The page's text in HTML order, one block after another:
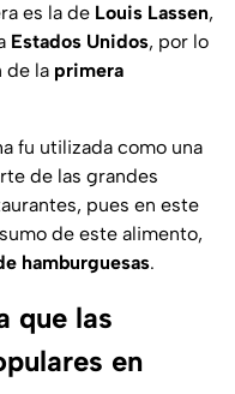
es la de Louis Lassen,
Estados Unidos, por lo
de la primera
fu utilizada como una
de las grandes
pues en este
de este alimento,
hamburguesas.
que las
en